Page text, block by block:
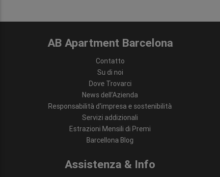
AB Apartment Barcelona
Contatto
Su di noi
Dove Trovarci
News dell’Azienda
Responsabilità d'impresa e sostenibilità
Servizi addizionali
Estrazioni Mensili di Premi
Barcellona Blog
Assistenza & Info